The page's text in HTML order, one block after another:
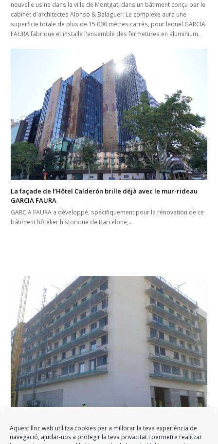
Aquest lloc web utilitza cookies per a millorar la teva experiència de
navegació, ajudar-nos a protegir la teva privacitat i permetre realitzar
nouvelle usine dans la ville de Montgat, dans un bâtiment conçu par le
cabinet d'architectes Alonso & Balaguer. Le complexe aura une
superficie totale de plus de 15.000 mètres carrés, pour lequel GARCIA
FAURA fabrique et installe l'ensemble des fermetures en aluminium.
La façade de l’Hôtel Calderón brille déjà avec le mur-rideau
GARCIA FAURA
GARCIA FAURA a développé, spécifiquement pour la rénovation de ce
bâtiment hôtelier historique de Barcelone,…
Exécution de nouveaux logements